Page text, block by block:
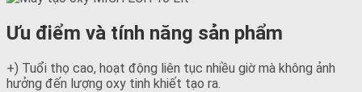
Ưu điểm và tính năng sản phẩm
+) Tuổi thọ cao, hoạt động liên tục nhiều giờ mà không ảnh
hưởng đến lượng oxy tinh khiết tạo ra.